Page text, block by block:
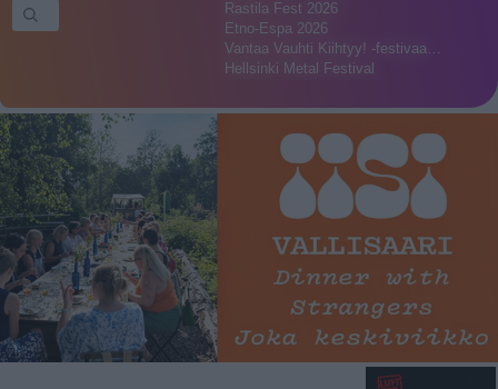
Rastila Fest 2026
Etno-Espa 2026
Vantaa Vauhti Kiihtyy! -festivaa…
Hellsinki Metal Festival